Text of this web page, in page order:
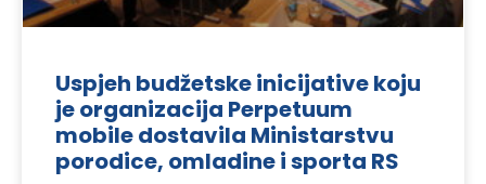
Uspjeh budžetske inicijative koju
je organizacija Perpetuum
mobile dostavila Ministarstvu
porodice, omladine i sporta RS